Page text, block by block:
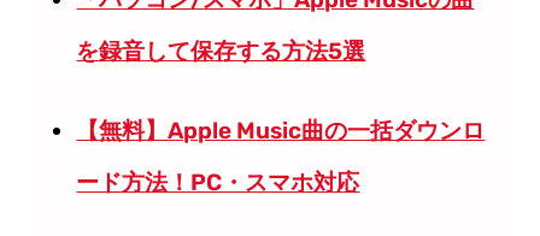
を録音して保存する方法5選
【無料】Apple Music曲の一括ダウンロ
ード方法！PC・スマホ対応